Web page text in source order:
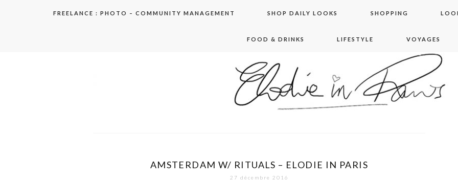
FREELANCE : PHOTO – COMMUNITY MANAGEMENT SHOP DAILY LOOKS SHOPPING
FOOD & DRINKS LIFESTYLE VOYAGES
elodie in paris
AMSTERDAM W/ RITUALS – ELODIE IN PARIS
27 décembre 2016